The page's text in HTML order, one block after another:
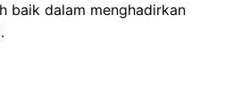
baik dalam menghadirkan